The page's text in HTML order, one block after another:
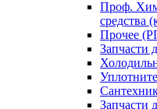
Проф.
средства
Прочее
Запчасти
Запчасти